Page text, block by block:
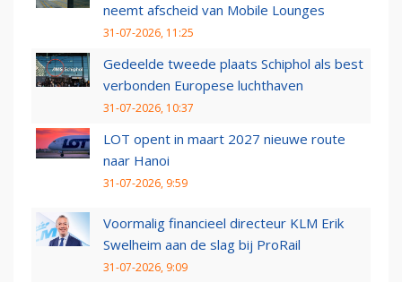
neemt afscheid van Mobile Lounges
31-07-2026, 11:25
Gedeelde tweede plaats Schiphol als best
verbonden Europese luchthaven
31-07-2026, 10:37
LOT opent in maart 2027 nieuwe route
naar Hanoi
31-07-2026, 9:59
Voormalig financieel directeur KLM Erik
Swelheim aan de slag bij ProRail
31-07-2026, 9:09